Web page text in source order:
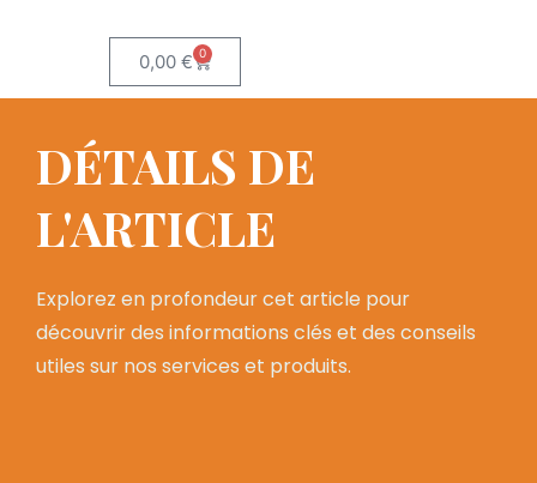
0,00€ 0
DÉTAILS DE
L'ARTICLE
Explorez en profondeur cet article pour
découvrir des informations clés et des conseils
utiles sur nos services et produits.